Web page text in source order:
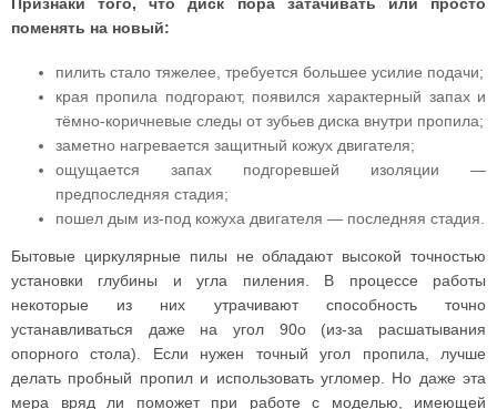
поменять на новый:
пилить стало тяжелее, требуется большее усилие подачи;
края пропила подгорают, появился характерный запах и
тёмно-коричневые следы от зубьев диска внутри пропила;
заметно нагревается защитный кожух двигателя;
ощущается запах подгоревшей изоляции —
предпоследняя стадия;
пошел дым из-под кожуха двигателя — последняя стадия.
Бытовые циркулярные пилы не обладают высокой точностью
установки глубины и угла пиления. В процессе работы
некоторые из них утрачивают способность точно
устанавливаться даже на угол 90о (из-за расшатывания
опорного стола). Если нужен точный угол пропила, лучше
делать пробный пропил и использовать угломер. Но даже эта
мера вряд ли поможет при работе с моделью, имеющей